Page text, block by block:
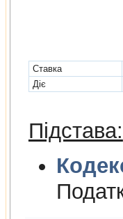
Cтавка
Діє
Підстава: